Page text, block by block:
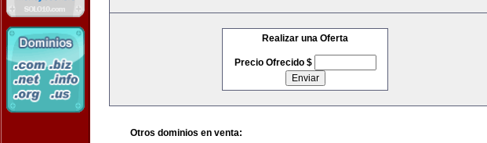
Realizar una Oferta
Precio Ofrecido $
Otros dominios en venta: